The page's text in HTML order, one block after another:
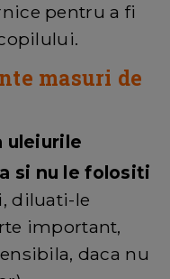
pentru a fi
masuri de
uleiurile
si nu le folositi
diluati-le
important,
daca nu